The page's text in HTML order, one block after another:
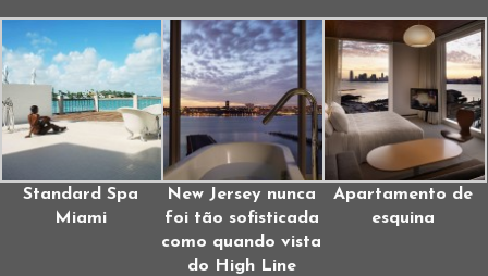
Standard Spa
Miami
New Jersey nunca
foi tão sofisticada
como quando vista
do High Line
Apartamento de
esquina